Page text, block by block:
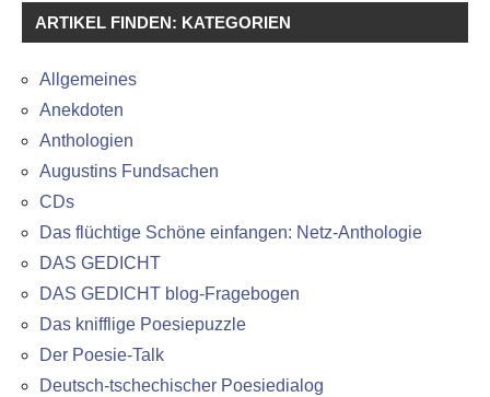
ARTIKEL FINDEN: KATEGORIEN
Allgemeines
Anekdoten
Anthologien
Augustins Fundsachen
CDs
Das flüchtige Schöne einfangen: Netz-Anthologie
DAS GEDICHT
DAS GEDICHT blog-Fragebogen
Das knifflige Poesiepuzzle
Der Poesie-Talk
Deutsch-tschechischer Poesiedialog